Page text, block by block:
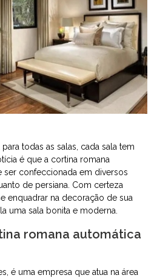
todas as salas, cada sala tem
é que a cortina romana
ser confeccionada em diversos
de persiana. Com certeza
enquadrar na decoração de sua
uma sala bonita e moderna.
romana automática
é uma empresa que atua na área